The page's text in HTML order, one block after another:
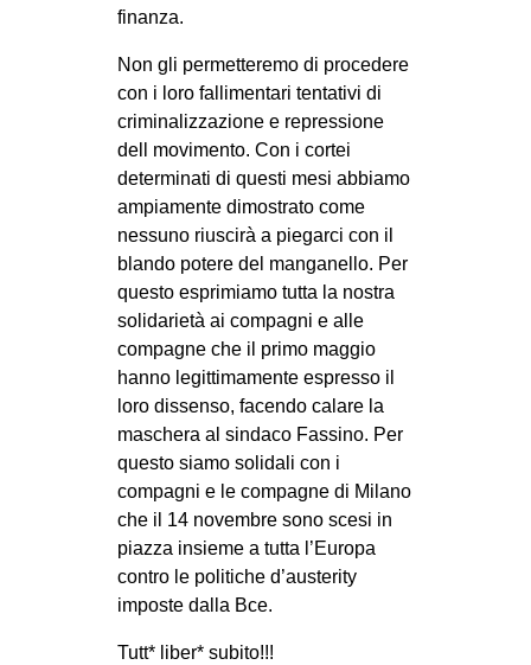
finanza.
Non gli permetteremo di procedere
con i loro fallimentari tentativi di
criminalizzazione e repressione
dell movimento. Con i cortei
determinati di questi mesi abbiamo
ampiamente dimostrato come
nessuno riuscirà a piegarci con il
blando potere del manganello. Per
questo esprimiamo tutta la nostra
solidarietà ai compagni e alle
compagne che il primo maggio
hanno legittimamente espresso il
loro dissenso, facendo calare la
maschera al sindaco Fassino. Per
questo siamo solidali con i
compagni e le compagne di Milano
che il 14 novembre sono scesi in
piazza insieme a tutta l’Europa
contro le politiche d’austerity
imposte dalla Bce.
Tutt* liber* subito!!!